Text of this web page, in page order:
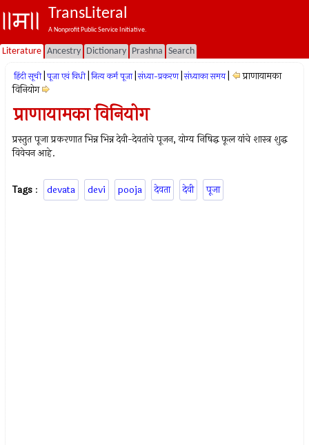
TransLiteral
A Nonprofit Public Service Initiative.
Literature Ancestry Dictionary Prashna Search
हिंदी सूची पूजा एवं विधी नित्य कर्म पूजा संध्या-प्रकरण संध्याका समय
प्राणायामका
विनियोग
प्राणायामका विनियोग
प्रस्तुत पूजा प्रकरणात भिन्न भिन्न देवी-देवतांचे पूजन, योग्य निषिद्ध फूल यांचे शास्त्र शुद्ध
विवेचन आहे.
Tags : devata devi pooja देवता देवी पूजा